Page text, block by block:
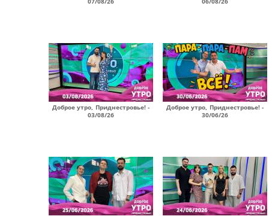
Доброе утро, Приднестровье! -
03/08/26
Доброе утро, Приднестровье! -
30/06/26